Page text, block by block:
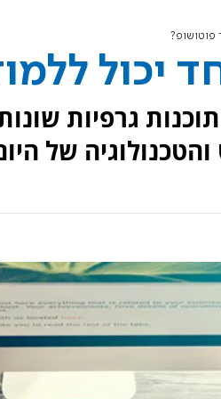
פוטושופ?
יכול
גרפיות
של